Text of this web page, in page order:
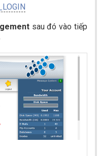
sau đó vào tiếp